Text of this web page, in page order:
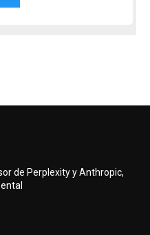
de Perplexity y Anthropic,